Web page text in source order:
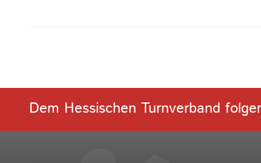
Dem Hessischen Turnverband